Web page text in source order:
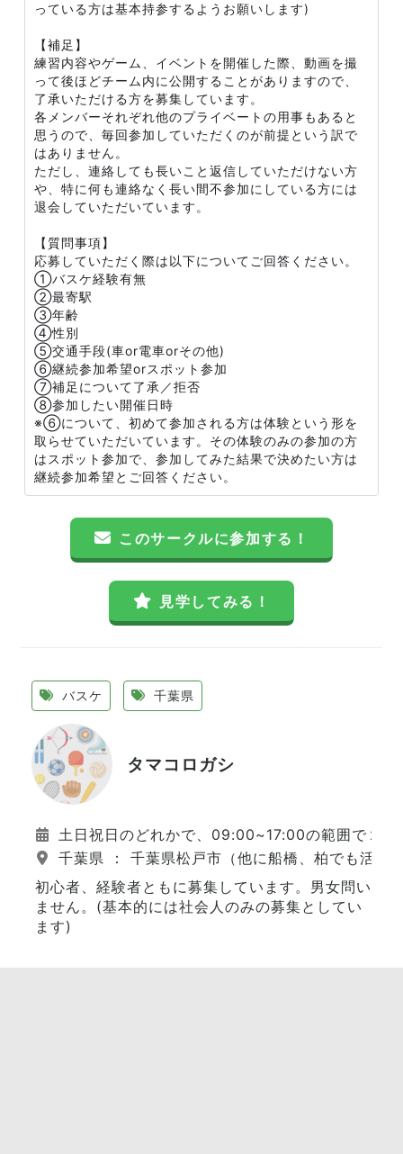
っている方は基本持参するようお願いします)
【補足】
練習内容やゲーム、イベントを開催した際、動画を撮
って後ほどチーム内に公開することがありますので、
了承いただける方を募集しています。
各メンバーそれぞれ他のプライベートの用事もあると
思うので、毎回参加していただくのが前提という訳で
はありません。
ただし、連絡しても長いこと返信していただけない方
や、特に何も連絡なく長い間不参加にしている方には
退会していただいています。
【質問事項】
応募していただく際は以下についてご回答ください。
①バスケ経験有無
②最寄駅
③年齢
④性別
⑤交通手段(車or電車orその他)
⑥継続参加希望orスポット参加
⑦補足について了承／拒否
⑧参加したい開催日時
※⑥について、初めて参加される方は体験という形を
取らせていただいています。その体験のみの参加の方
はスポット参加で、参加してみた結果で決めたい方は
継続参加希望とご回答ください。
このサークルに参加する！
見学してみる！
バスケ 千葉県
タマコロガシ
土日祝日のどれかで、09:00~17:00の範囲で２時
千葉県 ： 千葉県松戸市（他に船橋、柏でも活動
初心者、経験者ともに募集しています。男女問い
ません。(基本的には社会人のみの募集としてい
ます)